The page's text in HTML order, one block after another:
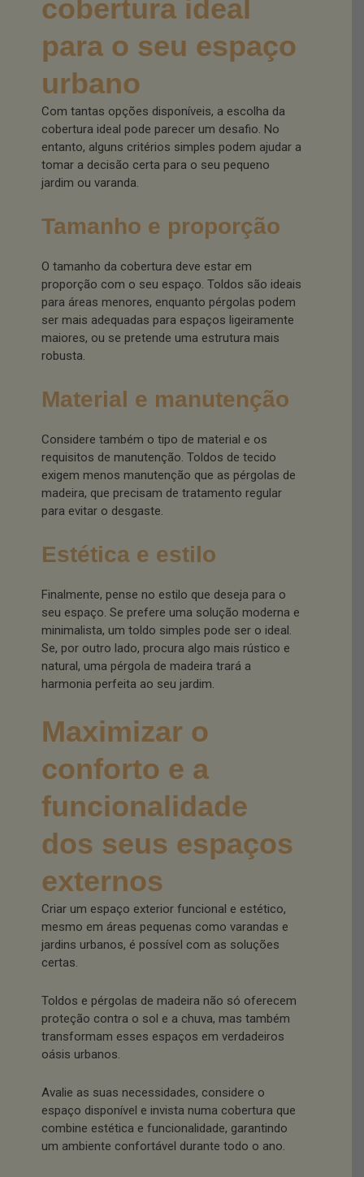
cobertura ideal
para o seu espaço
urbano
Com tantas opções disponíveis, a escolha da
cobertura ideal pode parecer um desafio. No
entanto, alguns critérios simples podem ajudar a
tomar a decisão certa para o seu pequeno
jardim ou varanda.
Tamanho e proporção
O tamanho da cobertura deve estar em
proporção com o seu espaço. Toldos são ideais
para áreas menores, enquanto pérgolas podem
ser mais adequadas para espaços ligeiramente
maiores, ou se pretende uma estrutura mais
robusta.
Material e manutenção
Considere também o tipo de material e os
requisitos de manutenção. Toldos de tecido
exigem menos manutenção que as pérgolas de
madeira, que precisam de tratamento regular
para evitar o desgaste.
Estética e estilo
Finalmente, pense no estilo que deseja para o
seu espaço. Se prefere uma solução moderna e
minimalista, um toldo simples pode ser o ideal.
Se, por outro lado, procura algo mais rústico e
natural, uma pérgola de madeira trará a
harmonia perfeita ao seu jardim.
Maximizar o
conforto e a
funcionalidade
dos seus espaços
externos
Criar um espaço exterior funcional e estético,
mesmo em áreas pequenas como varandas e
jardins urbanos, é possível com as soluções
certas.
Toldos e pérgolas de madeira não só oferecem
proteção contra o sol e a chuva, mas também
transformam esses espaços em verdadeiros
oásis urbanos.
Avalie as suas necessidades, considere o
espaço disponível e invista numa cobertura que
combine estética e funcionalidade, garantindo
um ambiente confortável durante todo o ano.